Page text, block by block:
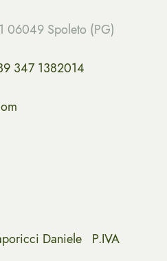
06049 Spoleto (PG)
347 1382014
Daniele P.IVA